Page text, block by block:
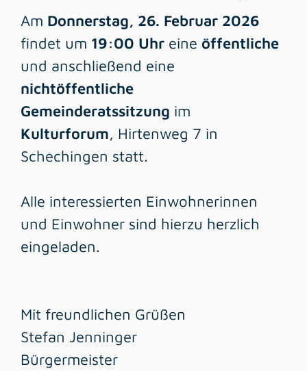
Am Donnerstag, 26. Februar 2026
findet um 19:00 Uhr eine öffentliche
und anschließend eine
nichtöffentliche
Gemeinderatssitzung im
Kulturforum, Hirtenweg 7 in
Schechingen statt.
Alle interessierten Einwohnerinnen
und Einwohner sind hierzu herzlich
eingeladen.
Mit freundlichen Grüßen
Stefan Jenninger
Bürgermeister